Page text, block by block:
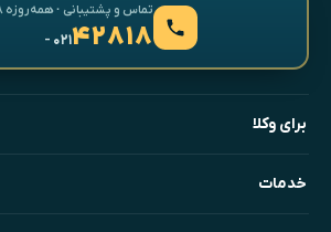
تماس و پشتیبانی · همه‌روزه ۸ تا ۲۴
۴۲۸۱۸- ۰۲۱
برای وکلا
خدمات